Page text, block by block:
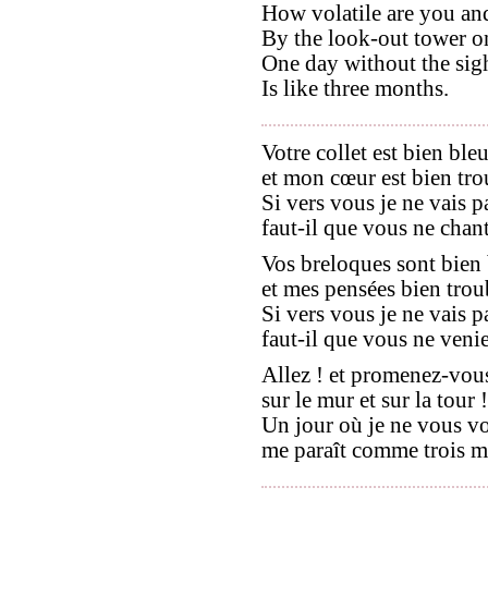
How volatile are you
By the look-out tower
One day without the
Is like three months.
Votre collet est bien bleu
et mon cœur est bien
Si vers vous je ne vais
faut-il que vous ne
Vos breloques sont bien
et mes pensées bien
Si vers vous je ne vais
faut-il que vous ne
Allez ! et promenez-
sur le mur et sur la tour !
Un jour où je ne vous
me paraît comme trois